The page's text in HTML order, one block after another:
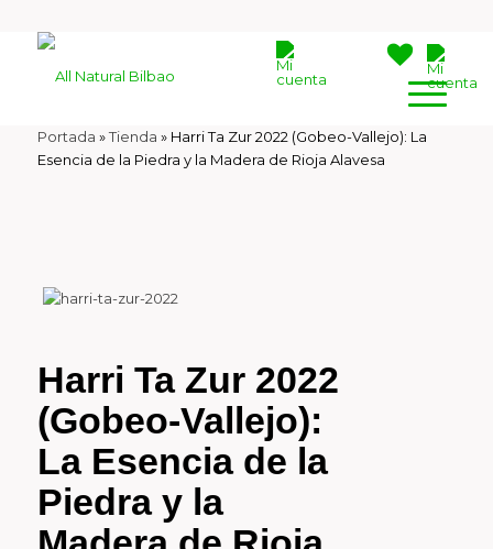
Portada »Tienda » Harri Ta Zur 2022 (Gobeo-Vallejo): La
Esencia de la Piedra y la Madera de Rioja Alavesa
Harri Ta Zur 2022
(Gobeo-Vallejo):
La Esencia de la
Piedra y la